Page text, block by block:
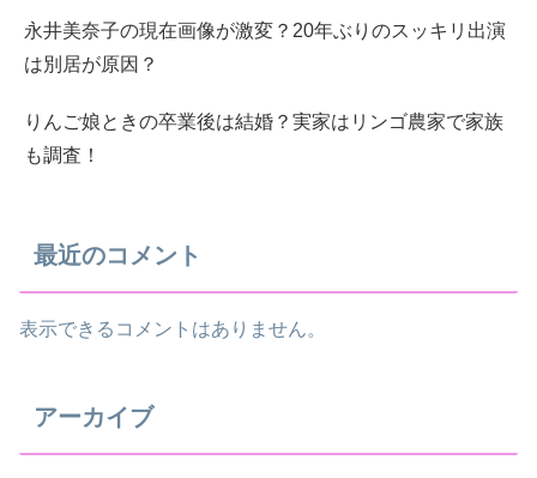
永井美奈子の現在画像が激変？20年ぶりのスッキリ出演
は別居が原因？
りんご娘ときの卒業後は結婚？実家はリンゴ農家で家族
も調査！
最近のコメント
表示できるコメントはありません。
アーカイブ